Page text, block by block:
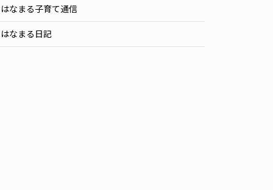
はなまる子育て通信
はなまる日記